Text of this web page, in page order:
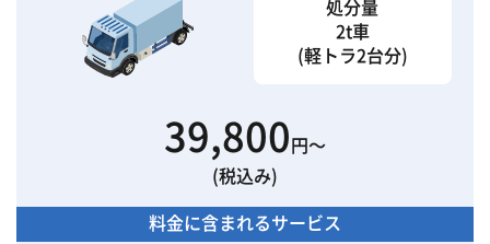
処分量
2t車
(軽トラ2台分)
39,800 円〜
(税込み)
料金に含まれるサービス